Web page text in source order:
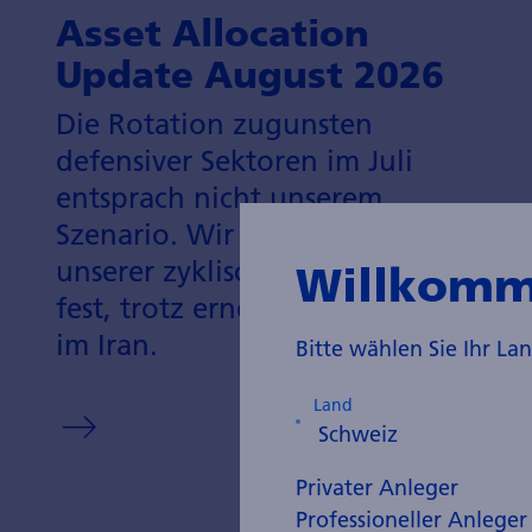
Asset Allocation
Update August 2026
Die Rotation zugunsten
defensiver Sektoren im Juli
entsprach nicht unserem
Szenario. Wir halten aber an
unserer zyklischen Allokation
fest, trotz erneuter Eskalation
im Iran.
Bitte wählen Sie Ihr
Land
Privater Anleger
Professioneller Anleger